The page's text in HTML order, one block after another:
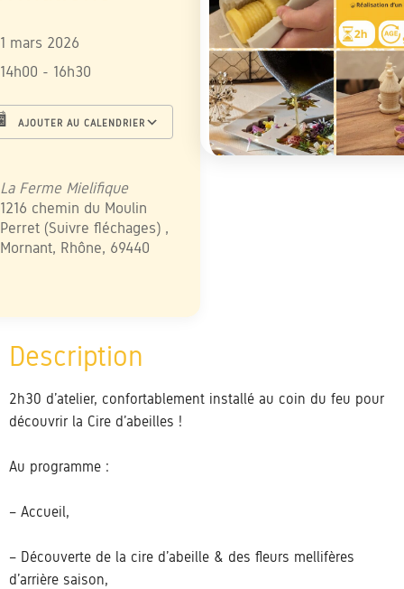
1 mars 2026
14h00 - 16h30
AJOUTER AU CALENDRIER
Outlook Live
La Ferme Mielifique
1216 chemin du Moulin
Perret (Suivre fléchages) ,
Mornant, Rhône, 69440
2h30 d’atelier, confortablement installé au coin du feu pour
découvrir la Cire d’abeilles !
Au programme :
– Accueil,
– Découverte de la cire d’abeille & des fleurs mellifères
d’arrière saison,